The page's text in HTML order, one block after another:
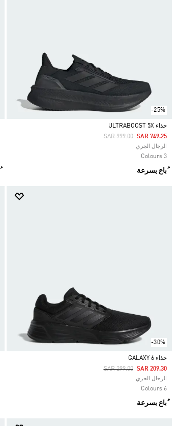
-25%
Selected
حذاء ULTRABOOST 5X
Price Reduced From
SAR 999.00ToSAR 749.25
الرجال الجري
3 Colours
ُباع بسرعة
-30%
Selected
حذاء GALAXY 6
Price Reduced From
SAR 299.00ToSAR 209.30
الرجال الجري
6 Colours
ُباع بسرعة